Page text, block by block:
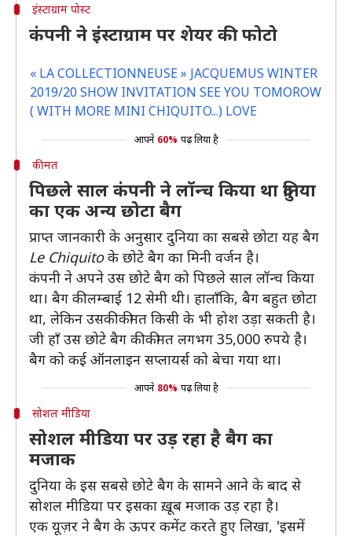
इंस्टाग्राम पोस्ट
कंपनी ने इंस्टाग्राम पर शेयर की फोटो
« LA COLLECTIONNEUSE » JACQUEMUS WINTER
2019/20 SHOW INVITATION SEE YOU TOMOROW
( WITH MORE MINI CHIQUITO...) LOVE
आपने 60% पढ़ लिया है
कीमत
पिछले साल कंपनी ने लॉन्च किया था दुनिया
का एक अन्य छोटा बैग
प्राप्त जानकारी के अनुसार दुनिया का सबसे छोटा यह बैग
Le Chiquitoके छोटे बैग का मिनी वर्जन है।
कंपनी ने अपने उस छोटे बैग को पिछले साल लॉन्च किया
था। बैग की लम्बाई 12 सेमी थी। हालाँकि, बैग बहुत छोटा
था, लेकिन उसकी कीमत किसी के भी होश उड़ा सकती है।
जी हाँ उस छोटे बैग की कीमत लगभग 35,000 रुपये है।
बैग को कई ऑनलाइन सप्लायर्स को बेचा गया था।
आपने 80% पढ़ लिया है
सोशल मीडिया
सोशल मीडिया पर उड़ रहा है बैग का
मजाक
दुनिया के इस सबसे छोटे बैग के सामने आने के बाद से
सोशल मीडिया पर इसका ख़ूब मजाक उड़ रहा है।
एक यूज़र ने बैग के ऊपर कमेंट करते हुए लिखा, 'इसमें